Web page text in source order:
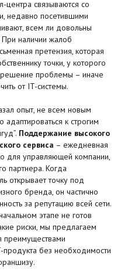
центра связываются со
недавно посетившими
всем ли довольны
При наличии жалоб
претензия, которая
точки, у которого
решение проблемы – иначе
от IT-системы.
опыт, не всем новым
адаптироваться к строгим
Поддержание высокого
сервиса – ежедневная
для управляющей компании,
партнера. Когда
открывает точку под
бренда, он частично
за репутацию всей сети.
этапе не готов
риски, мы предлагаем
преимуществами
без необходимости